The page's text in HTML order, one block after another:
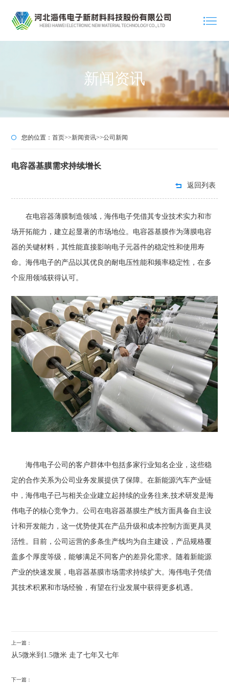
新闻资讯
您的位置：首页>>新闻资讯>>公司新闻
电容器基膜需求持续增长
返回列表
在电容器薄膜制造领域，海伟电子凭借其专业技术实力和市
场开拓能力，建立起显著的市场地位。 电容器基膜作为薄膜电容
器的关键材料，其性能直接影响电子元器件的稳定性和使用寿
命。海伟电子的产品以其优良的耐电压性能和频率稳定性，在多
个应用领域获得认可。
海伟电子公司的客户群体中包括多家行业知名企业，这些稳
定的合作关系为公司业务发展提供了保障。在新能源汽车产业链
中，海伟电子已与相关企业建立起持续的业务往来,技术研发是海
伟电子的核心竞争力。公司在电容器基膜生产线方面具备自主设
计和开发能力，这一优势使其在产品升级和成本控制方面更具灵
活性。目前，公司运营的多条生产线均为自主建设，产品规格覆
盖多个厚度等级，能够满足不同客户的差异化需求。 随着新能源
产业的快速发展，电容器基膜市场需求持续扩大。海伟电子凭借
其技术积累和市场经验，有望在行业发展中获得更多机遇。
上一篇：
从5微米到1.5微米 走了七年又七年
下一篇：